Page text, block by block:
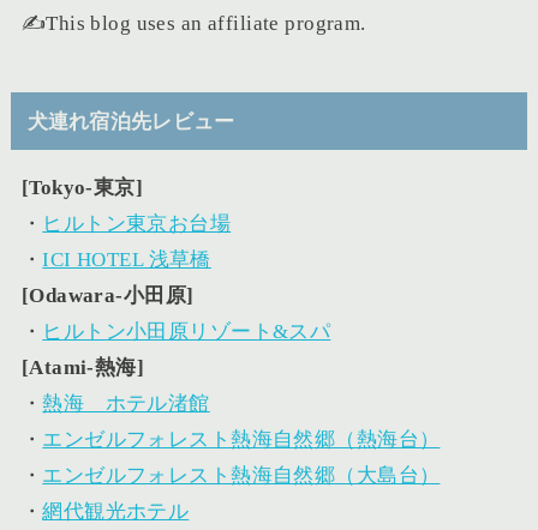
✍️This blog uses an affiliate program.
犬連れ宿泊先レビュー
[Tokyo-東京]
・ ヒルトン東京お台場
・ICI HOTEL 浅草橋
[Odawara-小田原]
・ ヒルトン小田原リゾート&スパ
[Atami-熱海]
・熱海 ホテル渚館
・ エンゼルフォレスト熱海自然郷（熱海台）
・ エンゼルフォレスト熱海自然郷（大島台）
・網代観光ホテル